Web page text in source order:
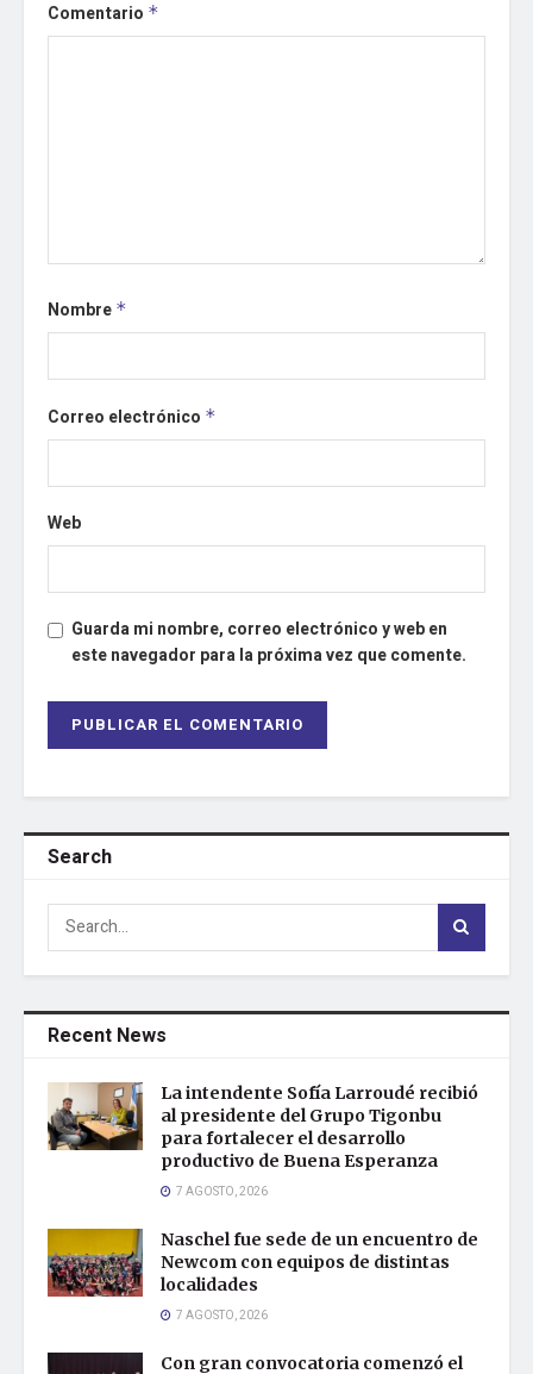
Comentario *
Nombre *
Correo electrónico *
Web
Guarda mi nombre, correo electrónico y web en
este navegador para la próxima vez que comente.
Search
Recent News
La intendente Sofía Larroudé recibió
al presidente del Grupo Tigonbu
para fortalecer el desarrollo
productivo de Buena Esperanza
7 AGOSTO, 2026
Naschel fue sede de un encuentro de
Newcom con equipos de distintas
localidades
7 AGOSTO, 2026
Con gran convocatoria comenzó el